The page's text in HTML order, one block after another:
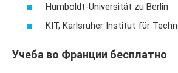
Humboldt-Universität zu Berlin
KIT, Karlsruher Institut für
Учеба во Франции бесплатно